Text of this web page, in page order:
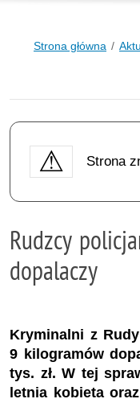
Strona główna
Strona
Rudzcy
dopalaczy
Kryminalni z
9 kilogramów
tys. zł. W tej
letnia kobieta